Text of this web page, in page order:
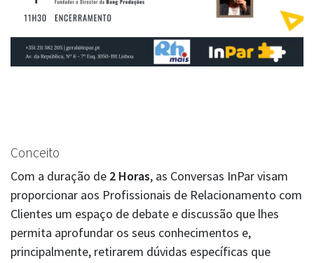
Conceito
Com a duração de 2 Horas, as Conversas InPar visam
proporcionar aos Profissionais de Relacionamento com
Clientes um espaço de debate e discussão que lhes
permita aprofundar os seus conhecimentos e,
principalmente, retirarem dúvidas específicas que